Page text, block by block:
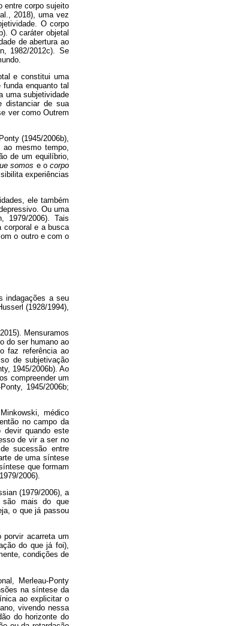
entre corpo sujeito
2018), uma vez
O corpo
O caráter objetal
de abertura ao
1982/2012c). Se
e constitui uma
enquanto tal
uma subjetividade
distanciar de sua
ver como Outrem
(1945/2006b),
mesmo tempo,
de um equilíbrio,
somos e ocorpo
experiências
ele também
Ou uma
1979/2006). Tais
corporal e a busca
o outro e com o
indagações a seu
(1928/1994),
Mensuramos
do ser humano ao
faz referência ao
de subjetivação
1945/2006b). Ao
compreender um
1945/2006b;
médico
no campo da
devir quando este
de vir a ser no
sucessão entre
de uma síntese
que formam
2006).
(1979/2006), a
são mais do que
o que já passou
acarreta um
do que já foi),
condições de
Merleau-Ponty
na síntese da
ao explicitar o
vivendo nessa
do horizonte do